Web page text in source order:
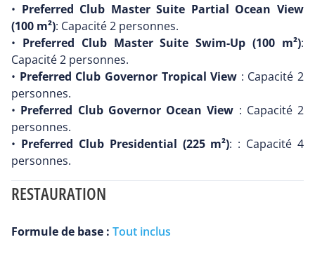
• Preferred Club Master Suite Partial Ocean View
(100 m²): Capacité 2 personnes.
• Preferred Club Master Suite Swim-Up (100 m²):
Capacité 2 personnes.
• Preferred Club Governor Tropical View : Capacité 2
personnes.
• Preferred Club Governor Ocean View : Capacité 2
personnes.
• Preferred Club Presidential (225 m²): : Capacité 4
personnes.
RESTAURATION
Formule de base : Tout inclus